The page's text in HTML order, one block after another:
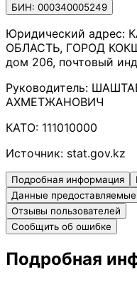
БИН: 000340005249
Юридический адрес:
ОБЛАСТЬ, ГОРОД
дом 206, почтовый
Руководитель:
АХМЕТЖАНОВИЧ
КАТО: 111010000
Источник: stat.gov.kz
Подробная информация
Данные
Отзывы пользователей
Сообщить об ошибке
Подробная